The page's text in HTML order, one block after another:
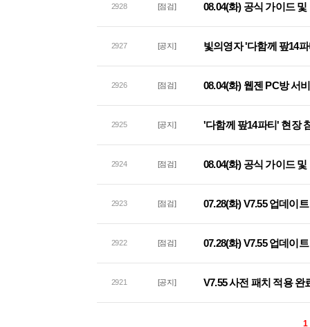
2928 [점검] 08.04(화) 공식 가이드
2927 [공지] 빛의영자 '다함께 팦14
2926 [점검] 08.04(화) 웹젠 PC방 서
2925 [공지] '다함께 팦14파티' 현장
2924 [점검] 08.04(화) 공식 가이드
2923 [점검] 07.28(화) V7.55 업데이
2922 [점검] 07.28(화) V7.55 업데이
2921 [공지] V7.55 사전 패치 적용 완
1